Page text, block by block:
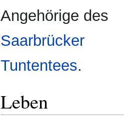
Angehörige des
Saarbrücker
Tuntentees.
Leben